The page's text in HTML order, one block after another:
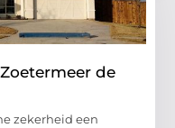
de
zekerheid een